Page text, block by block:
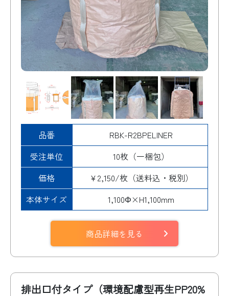
品番
RBK-R2BPELINER
受注単位
10枚（一梱包）
価格
¥2,150/枚（送料込・税別）
本体サイズ
1,100Φ×H1,100mm
商品詳細を見る
排出口付タイプ（環境配慮型再生PP20%